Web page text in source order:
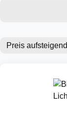
Leuchte,
neue Haube